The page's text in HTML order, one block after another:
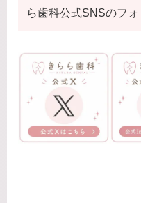
ら歯科公式SNSのフォ